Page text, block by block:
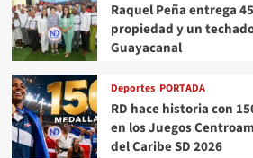
Raquel Peña entrega
propiedad y un
Guayacanal
Deportes PORTADA
RD hace historia con
en los Juegos
del Caribe SD 2026